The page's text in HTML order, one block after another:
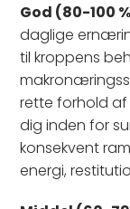
God (80-100
daglige
til kroppens
rette forhold
dig inden for
konsekvent
energi,